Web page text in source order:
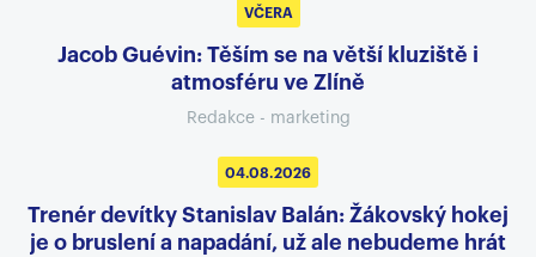
VČERA
Jacob Guévin: Těším se na větší kluziště i
atmosféru ve Zlíně
Redakce - marketing
04.08.2026
Trenér devítky Stanislav Balán: Žákovský hokej
je o bruslení a napadání, už ale nebudeme hrát